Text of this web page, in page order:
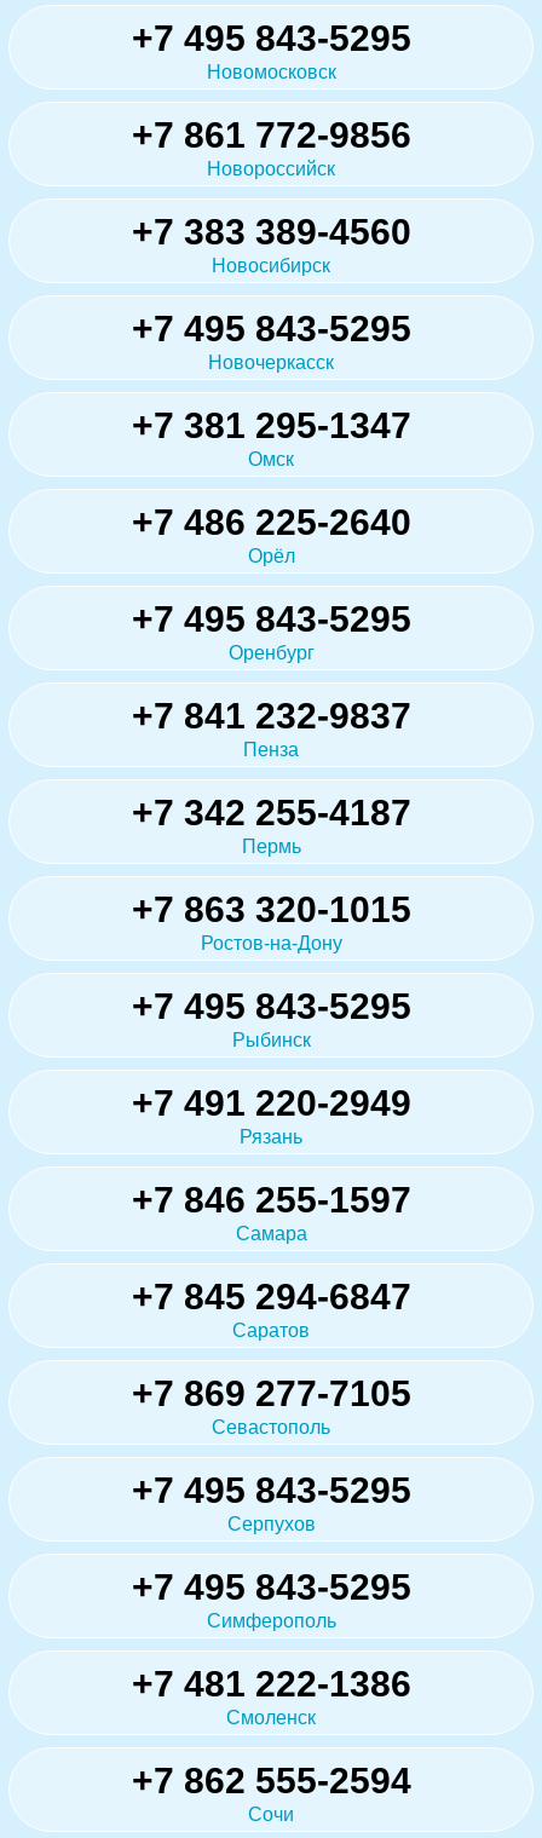
+7 495 843-5295
Новомосковск
+7 861 772-9856
Новороссийск
+7 383 389-4560
Новосибирск
+7 495 843-5295
Новочеркасск
+7 381 295-1347
Омск
+7 486 225-2640
Орёл
+7 495 843-5295
Оренбург
+7 841 232-9837
Пенза
+7 342 255-4187
Пермь
+7 863 320-1015
Ростов-на-Дону
+7 495 843-5295
Рыбинск
+7 491 220-2949
Рязань
+7 846 255-1597
Самара
+7 845 294-6847
Саратов
+7 869 277-7105
Севастополь
+7 495 843-5295
Серпухов
+7 495 843-5295
Симферополь
+7 481 222-1386
Смоленск
+7 862 555-2594
Сочи